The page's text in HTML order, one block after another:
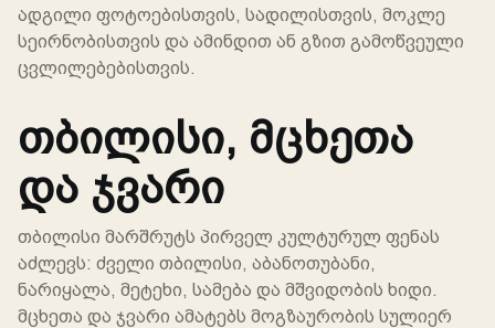
ადგილი ფოტოებისთვის, სადილისთვის, მოკლე
სეირნობისთვის და ამინდით ან გზით გამოწვეული
ცვლილებებისთვის.
თბილისი, მცხეთა
და ჯვარი
თბილისი მარშრუტს პირველ კულტურულ ფენას
აძლევს: ძველი თბილისი, აბანოთუბანი,
ნარიყალა, მეტეხი, სამება და მშვიდობის ხიდი.
მცხეთა და ჯვარი ამატებს მოგზაურობის სულიერ